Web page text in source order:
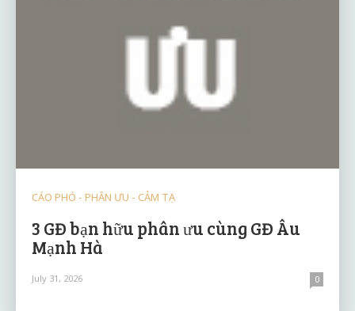
CÁO PHÓ - PHÂN ƯU - CẢM TẠ
3 GĐ bạn hữu phân ưu cùng GĐ Âu
Mạnh Hà
July 31, 2026 0